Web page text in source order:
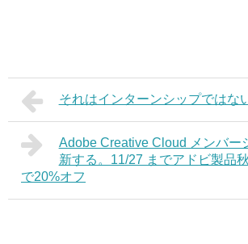
それはインターンシップではな
Adobe Creative Cloud メンバー
新する。11/27 までアドビ製品
で20%オフ